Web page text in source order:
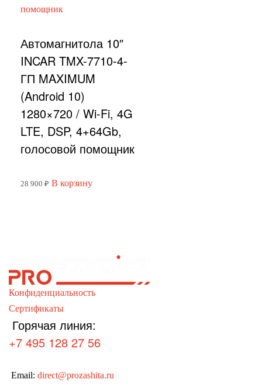
Автомагнитола 10″
INCAR TMX-7710-4-
ГП MAXIMUM
(Android 10)
1280×720 / Wi-Fi, 4G
LTE, DSP, 4+64Gb,
голосовой помощник
28 900 ₽ В корзину
Конфиденциальность
Сертификаты
Горячая линия:
+7 495 128 27 56
Email: direct@prozashita.ru